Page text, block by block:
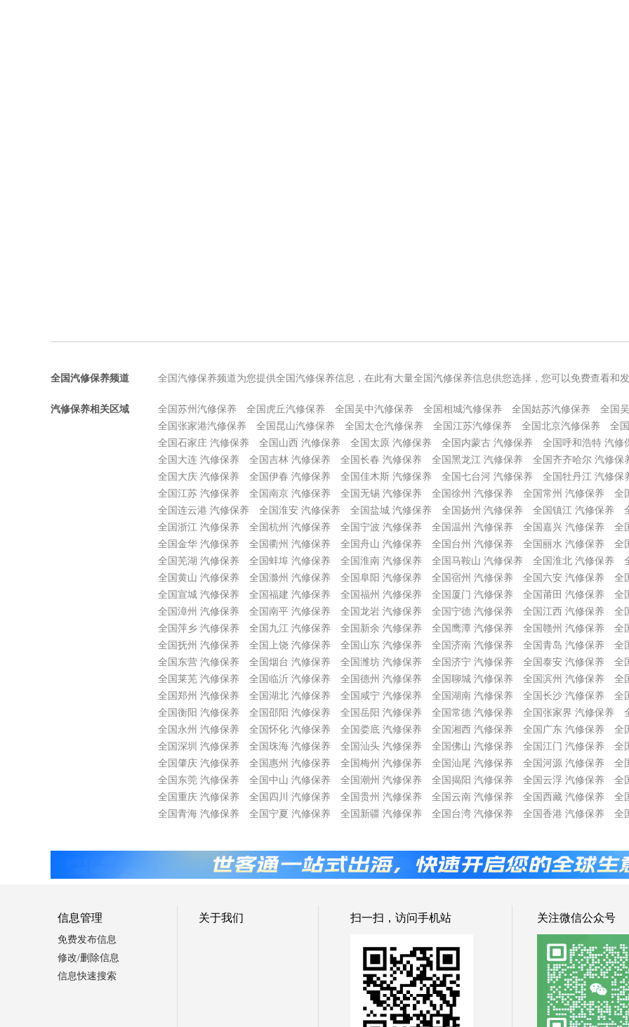
全国汽修保养频道 全国汽修保养频道为您提供全国汽修保养信息，在此有大量全国汽修保养信息供您选择，您可以免费查看和
汽修保养相关区域 全国苏州汽修保养 全国虎丘汽修保养 全国吴中汽修保养 全国相城汽修保养 全国姑苏汽修保养
全国
全国张家港汽修保养
全国昆山汽修保养 全国太仓汽修保养 全国江苏汽修保养 全国北京汽修保养
全
全国石家庄 汽修保养
全国山西 汽修保养 全国太原 汽修保养 全国内蒙古 汽修保养
全国呼和浩特 汽修
全国大连 汽修保养
全国吉林 汽修保养 全国长春 汽修保养 全国黑龙江 汽修保养
全国齐齐哈尔 汽修保
全国大庆 汽修保养
全国伊春 汽修保养 全国佳木斯 汽修保养 全国七台河 汽修保养
全国牡丹江 汽修保
全国江苏 汽修保养
全国南京 汽修保养 全国无锡 汽修保养 全国徐州 汽修保养 全国常州 汽修保养
全
全国连云港 汽修保养
全国淮安 汽修保养 全国盐城 汽修保养 全国扬州 汽修保养 全国镇江 汽修保养
全国浙江 汽修保养
全国杭州 汽修保养 全国宁波 汽修保养 全国温州 汽修保养 全国嘉兴 汽修保养
全
全国金华 汽修保养
全国衢州 汽修保养 全国舟山 汽修保养 全国台州 汽修保养 全国丽水 汽修保养
全
全国芜湖 汽修保养
全国蚌埠 汽修保养 全国淮南 汽修保养 全国马鞍山 汽修保养 全国淮北 汽修保养
全国黄山 汽修保养
全国滁州 汽修保养 全国阜阳 汽修保养 全国宿州 汽修保养 全国六安 汽修保养
全
全国宣城 汽修保养
全国福建 汽修保养 全国福州 汽修保养 全国厦门 汽修保养 全国莆田 汽修保养
全
全国漳州 汽修保养
全国南平 汽修保养 全国龙岩 汽修保养 全国宁德 汽修保养 全国江西 汽修保养
全
全国萍乡 汽修保养
全国九江 汽修保养 全国新余 汽修保养 全国鹰潭 汽修保养 全国赣州 汽修保养
全
全国抚州 汽修保养
全国上饶 汽修保养 全国山东 汽修保养 全国济南 汽修保养 全国青岛 汽修保养
全
全国东营 汽修保养
全国烟台 汽修保养 全国潍坊 汽修保养 全国济宁 汽修保养 全国泰安 汽修保养
全
全国莱芜 汽修保养
全国临沂 汽修保养 全国德州 汽修保养 全国聊城 汽修保养 全国滨州 汽修保养
全
全国郑州 汽修保养
全国湖北 汽修保养 全国咸宁 汽修保养 全国湖南 汽修保养 全国长沙 汽修保养
全
全国衡阳 汽修保养
全国邵阳 汽修保养 全国岳阳 汽修保养 全国常德 汽修保养 全国张家界 汽修保养
全国永州 汽修保养
全国怀化 汽修保养 全国娄底 汽修保养 全国湘西 汽修保养 全国广东 汽修保养
全
全国深圳 汽修保养
全国珠海 汽修保养 全国汕头 汽修保养 全国佛山 汽修保养 全国江门 汽修保养
全
全国肇庆 汽修保养
全国惠州 汽修保养 全国梅州 汽修保养 全国汕尾 汽修保养 全国河源 汽修保养
全
全国东莞 汽修保养
全国中山 汽修保养 全国潮州 汽修保养 全国揭阳 汽修保养 全国云浮 汽修保养
全
全国重庆 汽修保养
全国四川 汽修保养 全国贵州 汽修保养 全国云南 汽修保养 全国西藏 汽修保养
全
全国青海 汽修保养
全国宁夏 汽修保养 全国新疆 汽修保养 全国台湾 汽修保养 全国香港 汽修保养 全
信息管理
免费发布信息
修改/删除信息
信息快速搜索
关于我们 扫一扫，访问手机站 关注微信公众号